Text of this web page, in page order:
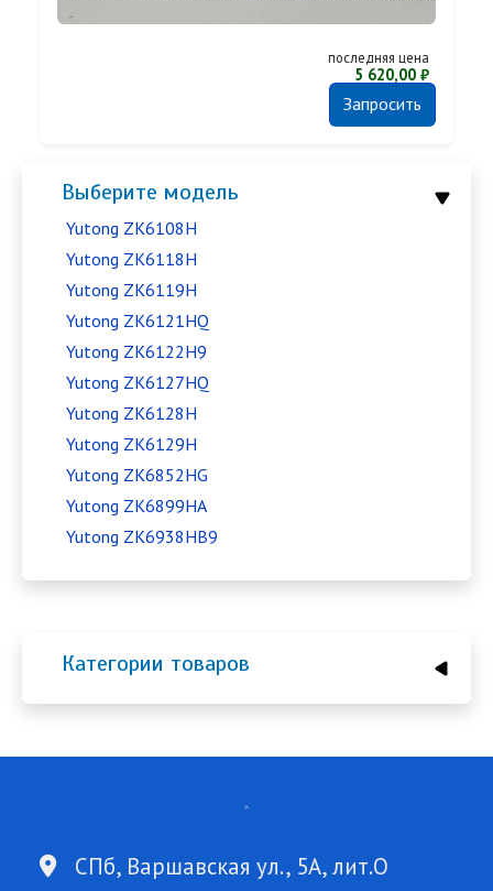
Выберите модель
Yutong ZK6108H
Yutong ZK6118H
Yutong ZK6119H
Yutong ZK6121HQ
Yutong ZK6122H9
Yutong ZK6127HQ
Yutong ZK6128H
Yutong ZK6129H
Yutong ZK6852HG
Yutong ZK6899HA
Yutong ZK6938HB9
Категории товаров
последняя цена
5 620,00 ₽
Запросить
СПб, Варшавская ул., 5А, лит.О